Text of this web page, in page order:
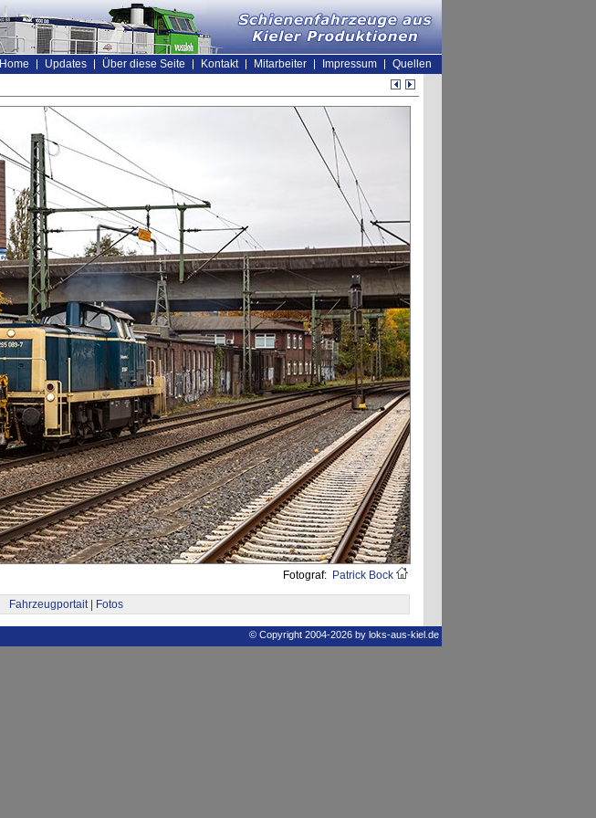
Home Updates Über diese Seite Kontakt Mitarbeiter Impressum
Quellen
Fotograf: Patrick Bock
Fahrzeugportait | Fotos
© Copyright 2004-2026 by loks-aus-kiel.de